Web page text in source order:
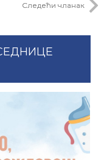
Следећи чланак